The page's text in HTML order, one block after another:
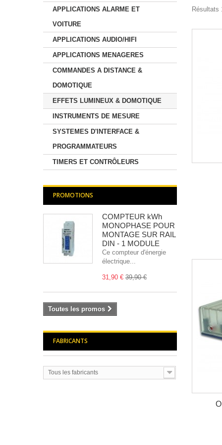
APPLICATIONS ALARME ET
VOITURE
APPLICATIONS AUDIO/HIFI
APPLICATIONS MENAGERES
COMMANDES A DISTANCE &
DOMOTIQUE
EFFETS LUMINEUX & DOMOTIQUE
INSTRUMENTS DE MESURE
SYSTEMES D'INTERFACE &
PROGRAMMATEURS
TIMERS ET CONTRÔLEURS
PROMOTIONS
COMPTEUR kWh
MONOPHASE POUR
MONTAGE SUR RAIL
DIN - 1 MODULE
Ce compteur d'énergie
électrique...
31,90 € 39,90 €
Toutes les promos
FABRICANTS
Tous les fabricants
Résultats